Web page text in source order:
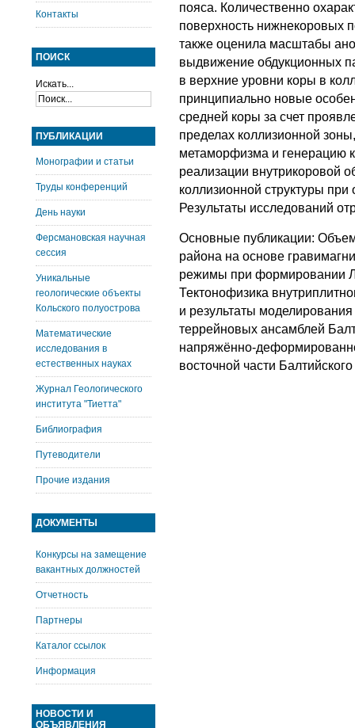
пояса. Количественно
поверхность нижнекоровых
также оценила масштабы
выдвижение обдукционных
в верхние уровни коры в
принципиально новые
средней коры за счет
пределах коллизионной
метаморфизма и генерацию
реализации внутрикоровой
коллизионной структуры при
Результаты исследований
Основные публикации:
района на основе
режимы при формировании
Тектонофизика
и результаты
террейновых ансамблей
напряжённо-
восточной части
Контакты
ПОИСК
Искать...
ПУБЛИКАЦИИ
Монографии и статьи
Труды конференций
День науки
Ферсмановская научная
сессия
Уникальные
геологические объекты
Кольского полуострова
Математические
исследования в
естественных науках
Журнал Геологического
института "Тиетта"
Библиография
Путеводители
Прочие издания
ДОКУМЕНТЫ
Конкурсы на замещение
вакантных должностей
Отчетность
Партнеры
Каталог ссылок
Информация
НОВОСТИ И
ОБЪЯВЛЕНИЯ